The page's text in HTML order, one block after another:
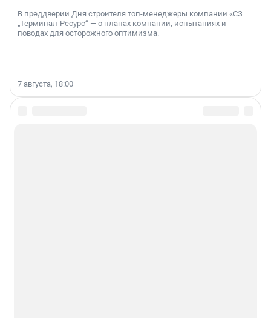
В преддверии Дня строителя топ-менеджеры компании «СЗ
„Терминал-Ресурс“ — о планах компании, испытаниях и
поводах для осторожного оптимизма.
7 августа, 18:00